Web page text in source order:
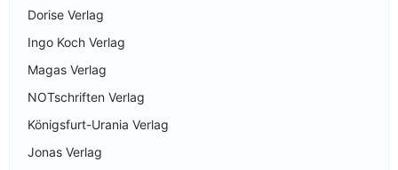
Dorise Verlag
Ingo Koch Verlag
Magas Verlag
NOTschriften Verlag
Königsfurt-Urania Verlag
Jonas Verlag